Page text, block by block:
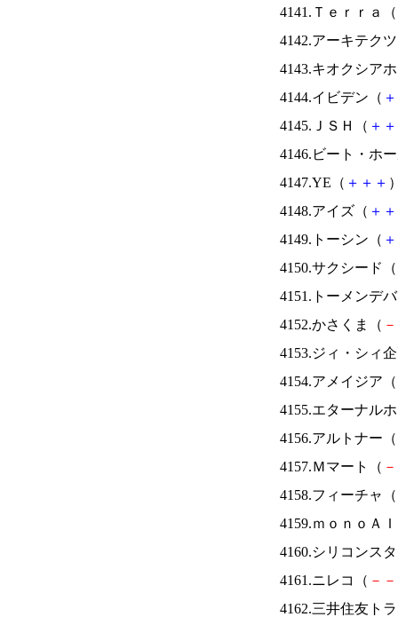
4141.Ｔｅｒｒａ（
4142.アーキテク
4143.キオクシア
4144.イビデン（ ＋
4145.ＪＳＨ（ ＋ ＋
4146.ビート・ホ
4147.YE（ ＋ ＋ ＋
4148.アイズ（ ＋ ＋
4149.トーシン（ ＋
4150.サクシード（
4151.トーメンデ
4152.かさくま（ －
4153.ジィ・シィ
4154.アメイジア（
4155.エターナル
4156.アルトナー（
4157.Ｍマート（ －
4158.フィーチャ（
4159.ｍｏｎｏＡ
4160.シリコンス
4161.ニレコ（ － －
4162.三井住友ト